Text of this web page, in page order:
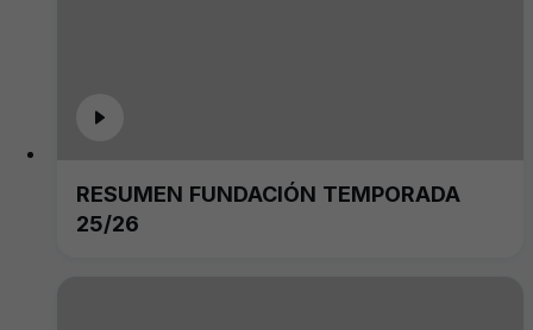
RESUMEN FUNDACIÓN TEMPORADA
25/26